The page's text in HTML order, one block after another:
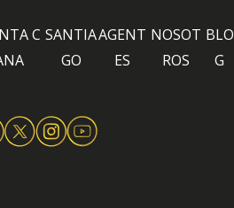
C SANTIA
GO
AGENT
ES
NOSOT
ROS
BLO
G